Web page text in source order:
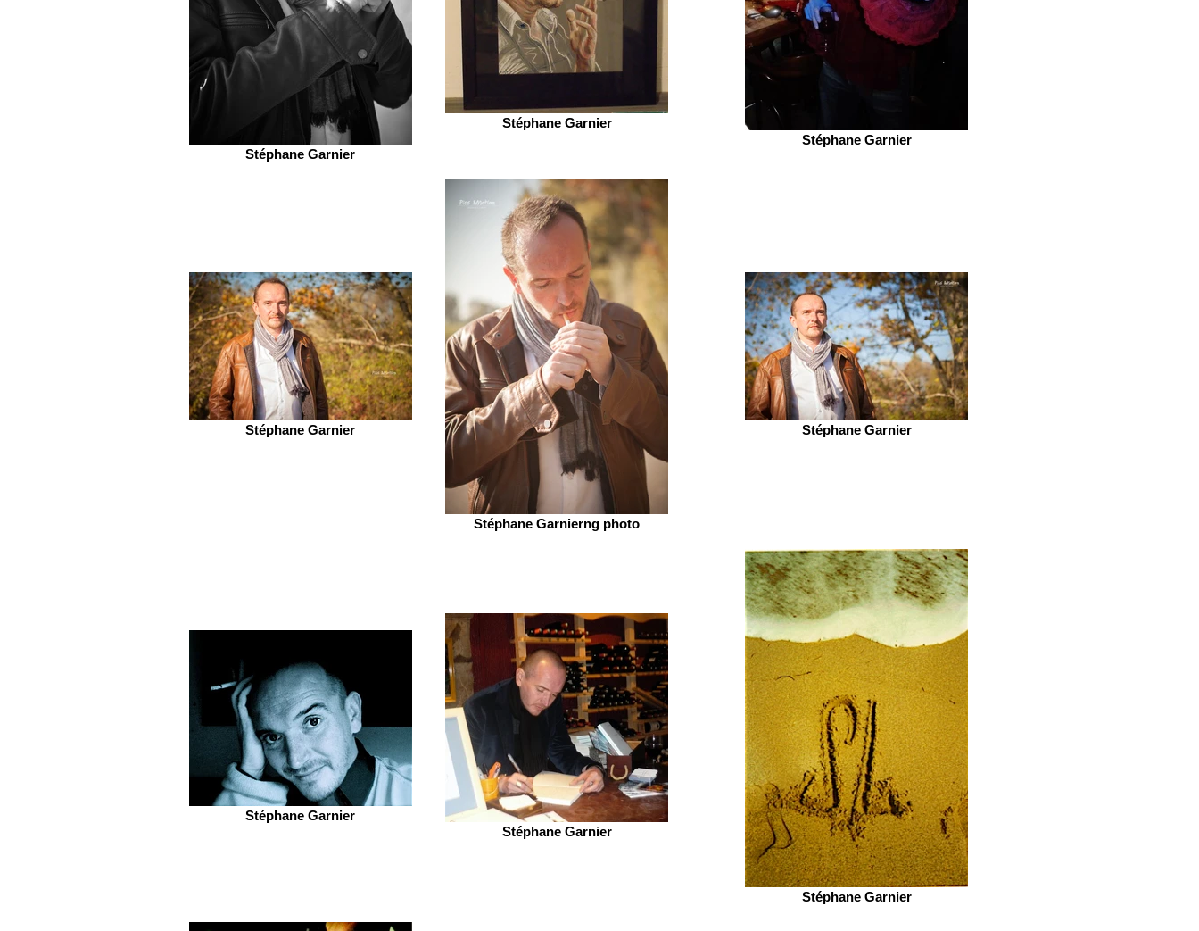
Stéphane Garnier
Stéphane Garnier
Stéphane Garnier
Stéphane Garnier
Stéphane Garnierng photo
Stéphane Garnier
Stéphane Garnier
Stéphane Garnier
Stéphane Garnier